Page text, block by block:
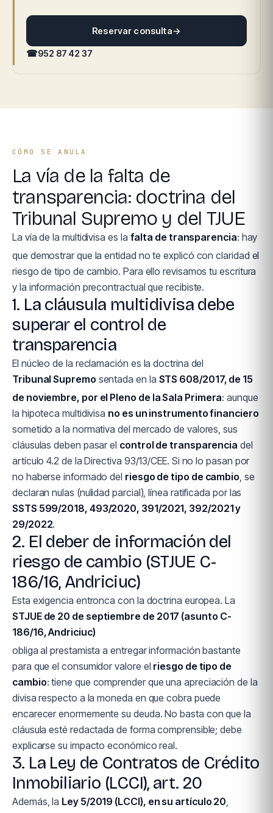
Reservar consulta→
☎952 87 42 37
CÓMO SE ANULA
La vía de la falta de
transparencia: doctrina del
Tribunal Supremo y del TJUE
La vía de la multidivisa es la falta de transparencia: hay
que demostrar que la entidad no te explicó con claridad el
riesgo de tipo de cambio. Para ello revisamos tu escritura
y la información precontractual que recibiste.
1. La cláusula multidivisa debe
superar el control de
transparencia
El núcleo de la reclamación es la doctrina del
Tribunal Supremo sentada en la STS 608/2017, de 15
de noviembre, por el Pleno de la Sala Primera: aunque
la hipoteca multidivisa no es un instrumento financiero
sometido a la normativa del mercado de valores, sus
cláusulas deben pasar el control de transparencia del
artículo 4.2 de la Directiva 93/13/CEE. Si no lo pasan por
no haberse informado del riesgo de tipo de cambio, se
declaran nulas (nulidad parcial), línea ratificada por las
SSTS 599/2018, 493/2020, 391/2021, 392/2021 y
29/2022.
2. El deber de información del
riesgo de cambio (STJUE C-
186/16, Andriciuc)
Esta exigencia entronca con la doctrina europea. La
STJUE de 20 de septiembre de 2017 (asunto C-
186/16, Andriciuc)
obliga al prestamista a entregar información bastante
para que el consumidor valore el riesgo de tipo de
cambio: tiene que comprender que una apreciación de la
divisa respecto a la moneda en que cobra puede
encarecer enormemente su deuda. No basta con que la
cláusula esté redactada de forma comprensible; debe
explicarse su impacto económico real.
3. La Ley de Contratos de Crédito
Inmobiliario (LCCI), art. 20
Además, la Ley 5/2019 (LCCI), en su artículo 20,